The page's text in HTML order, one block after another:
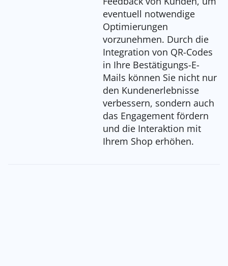
eventuell notwendige
Optimierungen
vorzunehmen. Durch die
Integration von QR-Codes
in Ihre Bestätigungs-E-
Mails können Sie nicht nur
den Kundenerlebnisse
verbessern, sondern auch
das Engagement fördern
und die Interaktion mit
Ihrem Shop erhöhen.